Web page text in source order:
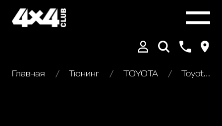
Главная Тюнинг TOYOTA Toyota Land Cruser 300. Установка скрытой лебёдки